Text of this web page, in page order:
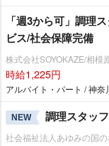
「週3から可」調理
ビス/社会保障完備
株式会社SOYOKAZE/相模
時給1,225円
アルバイト・パート / 神奈
NEW 調理スタッ
社会福祉法人あゆみの国